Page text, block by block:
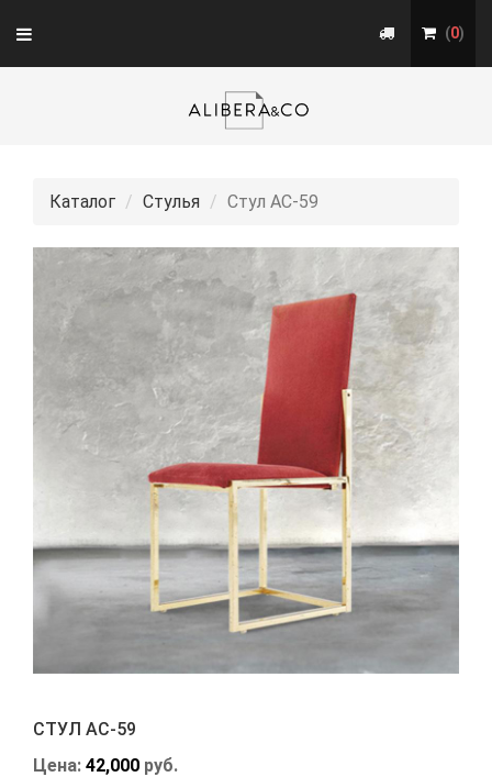
Toggle
navigation
(0)
Каталог Стулья Стул АС-59
СТУЛ АС-59
Цена: 42,000 руб.